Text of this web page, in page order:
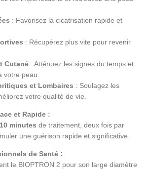
: Favorisez la cicatrisation rapide et
: Récupérez plus vite pour revenir
Cutané : Atténuez les signes du temps et
votre peau.
et Lombaires : Soulagez les
votre qualité de vie.
et Rapide :
minutes de traitement, deux fois par
une guérison rapide et significative.
de Santé :
le BIOPTRON 2 pour son large diamètre